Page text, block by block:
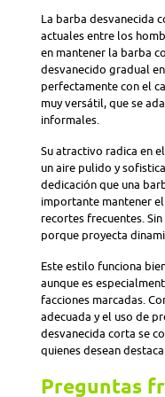
La barba desvanecida
actuales entre los
en mantener la barba
desvanecido gradual
perfectamente con el
muy versátil, que se
informales.
Su atractivo radica en
un aire pulido y
dedicación que una
importante mantener
recortes frecuentes.
porque proyecta
Este estilo funciona
aunque es
facciones marcadas.
adecuada y el uso de
desvanecida corta se
quienes desean
Preguntas